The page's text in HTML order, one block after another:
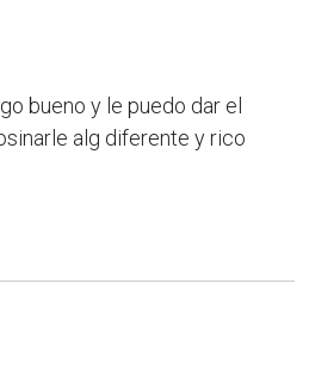
bueno y le puedo dar el
alg diferente y rico